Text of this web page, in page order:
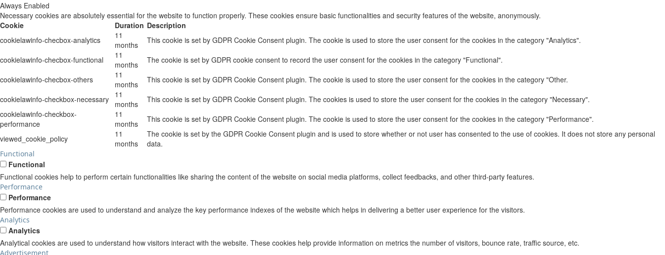
Always Enabled
Necessary cookies are absolutely essential for the website to function properly. These cookies ensure basic functionalities and security features of the website, anonymously.
Cookie
Duration Description
cookielawinfo-checbox-analytics
11
months
This cookie is set by GDPR Cookie Consent plugin. The cookie is used to store the user consent for the cookies in the category "Analytics".
cookielawinfo-checbox-functional
11
months
The cookie is set by GDPR cookie consent to record the user consent for the cookies in the category "Functional".
cookielawinfo-checbox-others
11
months
This cookie is set by GDPR Cookie Consent plugin. The cookie is used to store the user consent for the cookies in the category "Other.
cookielawinfo-checkbox-necessary
11
months
This cookie is set by GDPR Cookie Consent plugin. The cookies is used to store the user consent for the cookies in the category "Necessary".
cookielawinfo-checkbox-
performance
11
months
This cookie is set by GDPR Cookie Consent plugin. The cookie is used to store the user consent for the cookies in the category "Performance".
viewed_cookie_policy
11
months
The cookie is set by the GDPR Cookie Consent plugin and is used to store whether or not user has consented to the use of cookies. It does not store any personal
data.
Functional
Functional
Functional cookies help to perform certain functionalities like sharing the content of the website on social media platforms, collect feedbacks, and other third-party features.
Performance
Performance
Performance cookies are used to understand and analyze the key performance indexes of the website which helps in delivering a better user experience for the visitors.
Analytics
Analytics
Analytical cookies are used to understand how visitors interact with the website. These cookies help provide information on metrics the number of visitors, bounce rate, traffic source, etc.
Advertisement